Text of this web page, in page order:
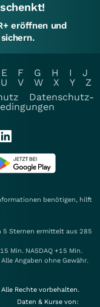
eröffnen und
E F G H I
J
U V W X Y
Z
Datenschutz-
benötigen, hilft
5 Sternen ermittelt aus 285
Min. NASDAQ +15 Min.
Angaben ohne Gewähr.
Rechte vorbehalten.
Daten & Kurse von: